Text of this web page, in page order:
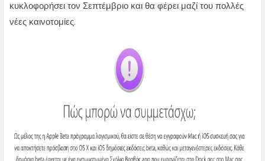
κυκλοφορήσει τον Σεπτέμβριο και θα φέρει μαζί του πολλές
νέες καινοτομίες.